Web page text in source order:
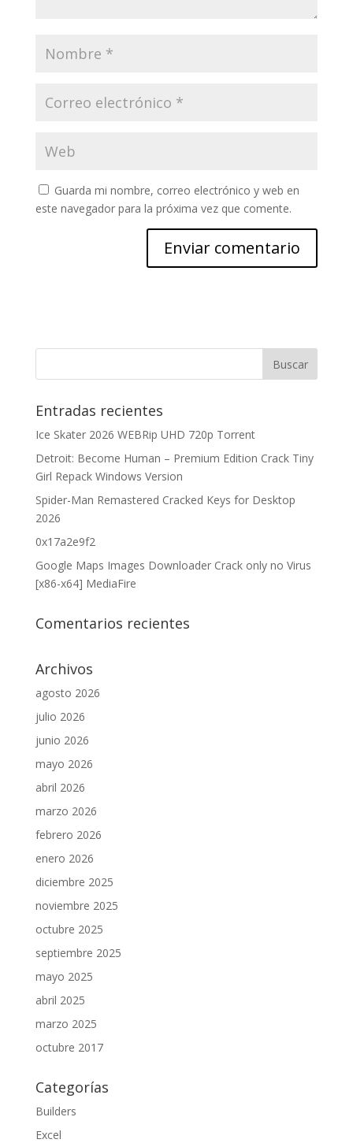
Guarda mi nombre, correo electrónico y web en
este navegador para la próxima vez que comente.
Entradas recientes
Ice Skater 2026 WEBRip UHD 720p Torrent
Detroit: Become Human – Premium Edition Crack Tiny
Girl Repack Windows Version
Spider-Man Remastered Cracked Keys for Desktop
2026
0x17a2e9f2
Google Maps Images Downloader Crack only no Virus
[x86-x64] MediaFire
Comentarios recientes
Archivos
agosto 2026
julio 2026
junio 2026
mayo 2026
abril 2026
marzo 2026
febrero 2026
enero 2026
diciembre 2025
noviembre 2025
octubre 2025
septiembre 2025
mayo 2025
abril 2025
marzo 2025
octubre 2017
Categorías
Builders
Excel